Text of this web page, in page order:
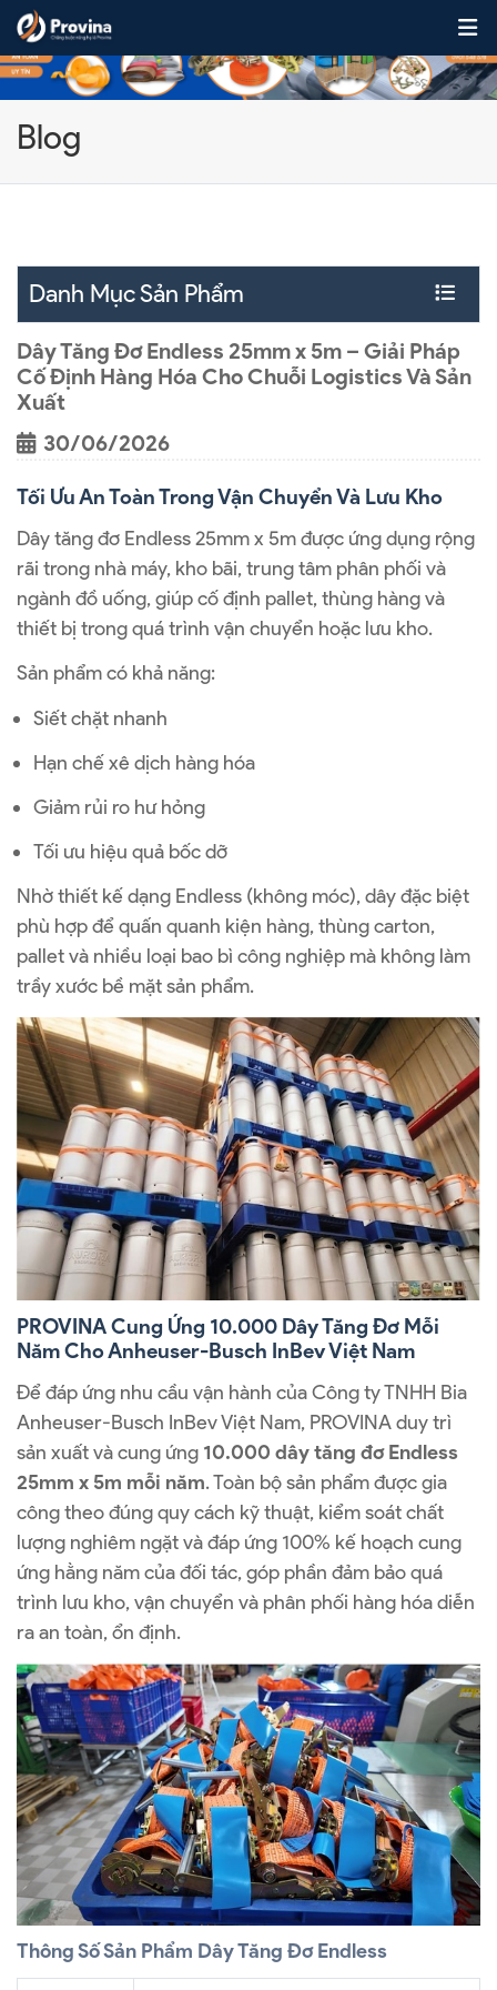
Skip to content
Blog
Danh Mục Sản Phẩm
Dây Tăng Đơ Endless 25mm x 5m – Giải Pháp
Cố Định Hàng Hóa Cho Chuỗi Logistics Và Sản
Xuất
30/06/2026
Tối Ưu An Toàn Trong Vận Chuyển Và Lưu Kho
Dây tăng đơ Endless 25mm x 5m được ứng dụng rộng
rãi trong nhà máy, kho bãi, trung tâm phân phối và
ngành đồ uống, giúp cố định pallet, thùng hàng và
thiết bị trong quá trình vận chuyển hoặc lưu kho.
Sản phẩm có khả năng:
Siết chặt nhanh
Hạn chế xê dịch hàng hóa
Giảm rủi ro hư hỏng
Tối ưu hiệu quả bốc dỡ
Nhờ thiết kế dạng Endless (không móc), dây đặc biệt
phù hợp để quấn quanh kiện hàng, thùng carton,
pallet và nhiều loại bao bì công nghiệp mà không làm
trầy xước bề mặt sản phẩm.
PROVINA Cung Ứng 10.000 Dây Tăng Đơ Mỗi
Năm Cho Anheuser-Busch InBev Việt Nam
Để đáp ứng nhu cầu vận hành của Công ty TNHH Bia
Anheuser-Busch InBev Việt Nam, PROVINA duy trì
sản xuất và cung ứng 10.000 dây tăng đơ Endless
25mm x 5m mỗi năm. Toàn bộ sản phẩm được gia
công theo đúng quy cách kỹ thuật, kiểm soát chất
lượng nghiêm ngặt và đáp ứng 100% kế hoạch cung
ứng hằng năm của đối tác, góp phần đảm bảo quá
trình lưu kho, vận chuyển và phân phối hàng hóa diễn
ra an toàn, ổn định.
Thông Số Sản Phẩm Dây Tăng Đơ Endless